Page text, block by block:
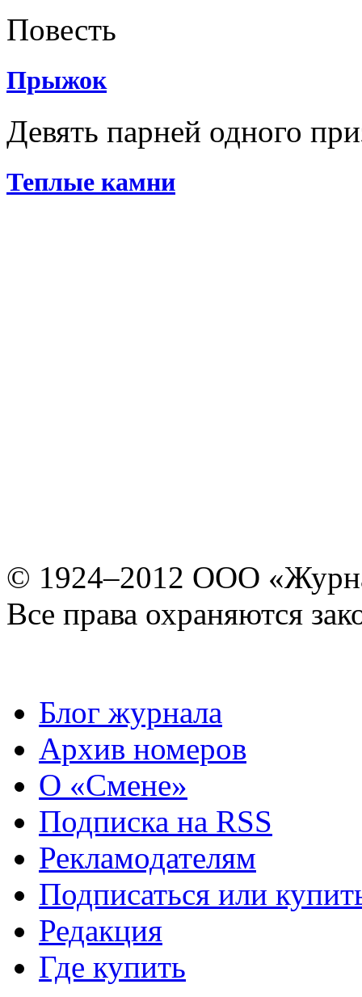
Повесть
Прыжок
Девять парней одного
Теплые камни
© 1924–2012 ООО
Все права охраняются
Блог журнала
Архив номеров
О «Смене»
Подписка на RSS
Рекламодателям
Подписаться или
Редакция
Где купить